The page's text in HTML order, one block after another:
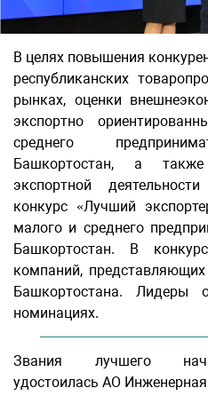
В целях повышения
республиканских
рынках, оценки
экспортно
среднего
Башкортостан, а
экспортной
конкурс «Лучший
малого и среднего
Башкортостан. В
компаний,
Башкортостана. Лидеры
номинациях.
Звания лучшего
удостоилась АО